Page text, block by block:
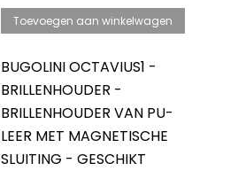
Toevoegen aan winkelwagen
BUGOLINI OCTAVIUS1 -
BRILLENHOUDER -
BRILLENHOUDER VAN PU-
LEER MET MAGNETISCHE
SLUITING - GESCHIKT